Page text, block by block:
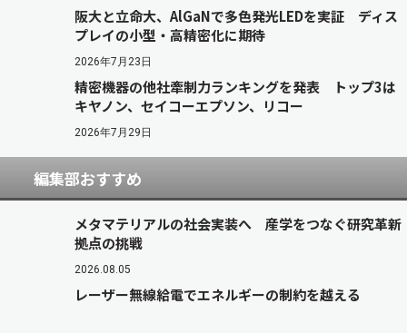
阪大と立命大、AlGaNで多色発光LEDを実証 ディス
プレイの小型・高精密化に期待
2026年7月23日
精密機器の他社牽制力ランキングを発表 トップ3は
キヤノン、セイコーエプソン、リコー
2026年7月29日
編集部おすすめ
メタマテリアルの社会実装へ 産学をつなぐ研究革新
拠点の挑戦
2026.08.05
レーザー無線給電でエネルギーの制約を越える